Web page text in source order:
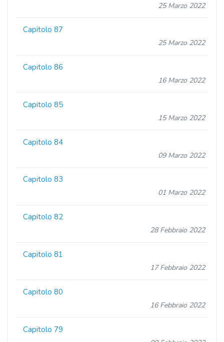
25 Marzo 2022
Capitolo 87
25 Marzo 2022
Capitolo 86
16 Marzo 2022
Capitolo 85
15 Marzo 2022
Capitolo 84
09 Marzo 2022
Capitolo 83
01 Marzo 2022
Capitolo 82
28 Febbraio 2022
Capitolo 81
17 Febbraio 2022
Capitolo 80
16 Febbraio 2022
Capitolo 79